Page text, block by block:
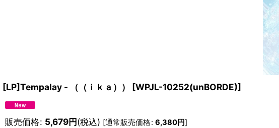
[LP]Tempalay - （（ｉｋａ）） [WPJL-10252(unBORDE)]
販売価格: 5,679円(税込) [通常販売価格: 6,380円]